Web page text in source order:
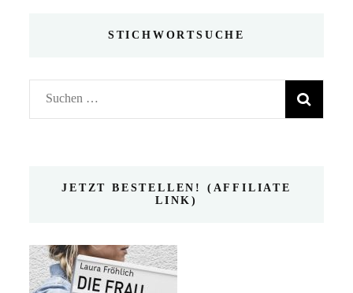
STICHWORTSUCHE
Suchen
nach:
JETZT BESTELLEN! (AFFILIATE
LINK)